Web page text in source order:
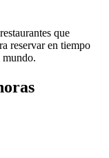
que
reservar en tiempo
mundo.